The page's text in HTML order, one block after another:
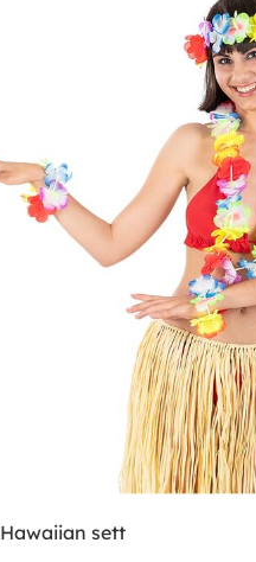
Hawaiian sett